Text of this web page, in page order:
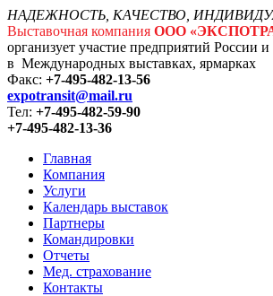
НАДЕЖНОСТЬ, КАЧЕСТВО,
Выставочная компания ООО
организует участие предприятий России
в Международных выставках, ярмарках
Факс: +7-495-482-13-56
expotransit@mail.ru
Тел: +7-495-482-59-90
+7-495-482-13-36
Главная
Компания
Услуги
Календарь выставок
Партнеры
Командировки
Отчеты
Мед. страхование
Контакты